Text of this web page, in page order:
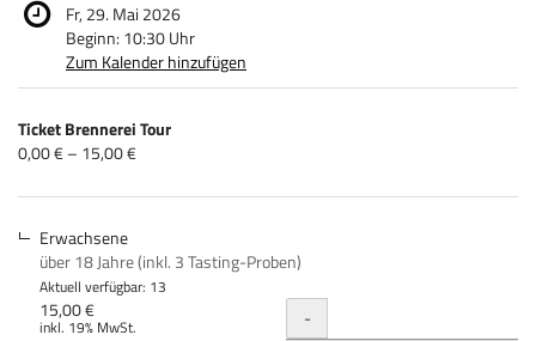
Fr, 29. Mai 2026
Beginn: 10:30Uhr
Zum Kalender hinzufügen
Produkte
Unkategorisierte
Produkte
Ticket Brennerei Tour
von
bis
0,00 € – 15,00 €
Erwachsene
über 18 Jahre (inkl. 3 Tasting-Proben)
Aktuell verfügbar: 13
15,00 €
inkl. 19% MwSt. Menge
-